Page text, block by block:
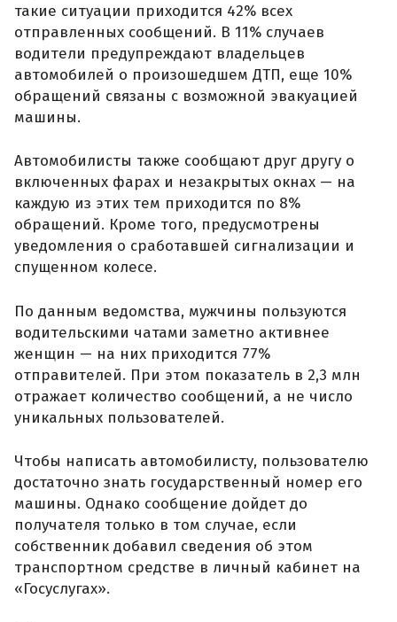
такие ситуации приходится 42% всех
отправленных сообщений. В 11% случаев
водители предупреждают владельцев
автомобилей о произошедшем ДТП, еще 10%
обращений связаны с возможной эвакуацией
машины.
Автомобилисты также сообщают друг другу о
включенных фарах и незакрытых окнах — на
каждую из этих тем приходится по 8%
обращений. Кроме того, предусмотрены
уведомления о сработавшей сигнализации и
спущенном колесе.
По данным ведомства, мужчины пользуются
водительскими чатами заметно активнее
женщин — на них приходится 77%
отправителей. При этом показатель в 2,3 млн
отражает количество сообщений, а не число
уникальных пользователей.
Чтобы написать автомобилисту, пользователю
достаточно знать государственный номер его
машины. Однако сообщение дойдет до
получателя только в том случае, если
собственник добавил сведения об этом
транспортном средстве в личный кабинет на
«Госуслугах».